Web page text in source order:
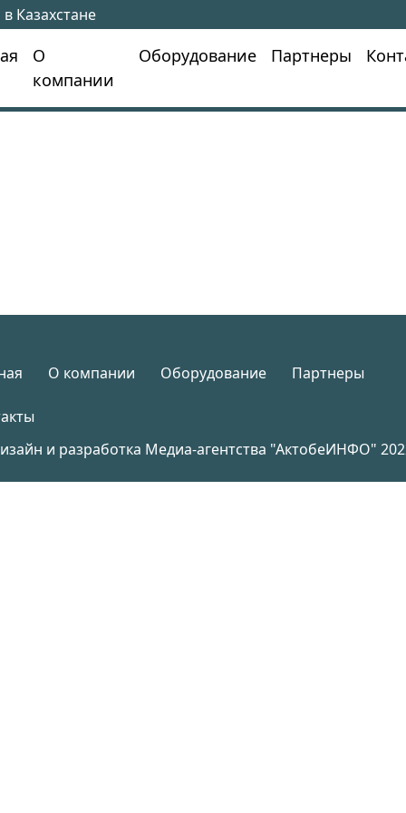
Казахстане
О
компании
Оборудование Партнеры
О компании Оборудование Партнеры
и разработка Медиа-агентства "АктобеИНФО"